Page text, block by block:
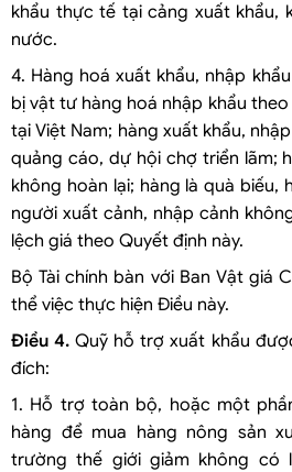
khẩu thực tế tại cảng xuất khẩu,
nước.
4. Hàng hoá xuất khẩu, nhập
bị vật tư hàng hoá nhập khẩu
tại Việt Nam; hàng xuất khẩu,
quảng cáo, dự hội chợ triển lãm;
không hoàn lại; hàng là quà biếu,
người xuất cảnh, nhập cảnh
lệch giá theo Quyết định này.
Bộ Tài chính bàn với Ban Vật giá
thể việc thực hiện Điều này.
Điều 4. Quỹ hỗ trợ xuất khẩu
đích:
1. Hỗ trợ toàn bộ, hoặc một
hàng để mua hàng nông sản
trường thế giới giảm không có